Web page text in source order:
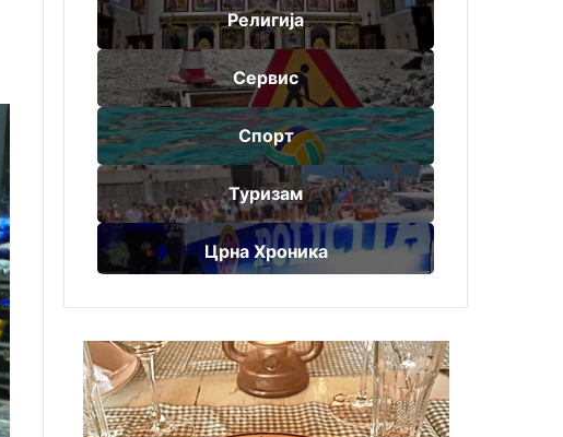
Религија
Сервис
Спорт
Туризам
Црна Хроника